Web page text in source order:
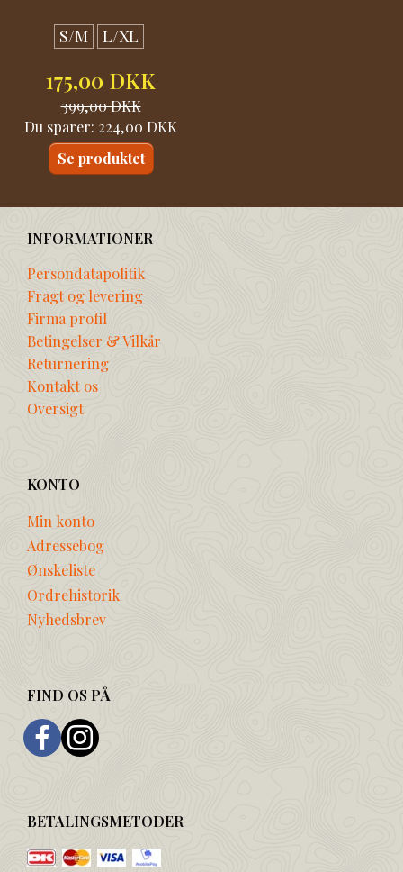
S/M L/XL
175,00 DKK
399,00 DKK
Du sparer: 224,00 DKK
Se produktet
INFORMATIONER
Persondatapolitik
Fragt og levering
Firma profil
Betingelser & Vilkår
Returnering
Kontakt os
Oversigt
KONTO
Min konto
Adressebog
Ønskeliste
Ordrehistorik
Nyhedsbrev
FIND OS PÅ
BETALINGSMETODER